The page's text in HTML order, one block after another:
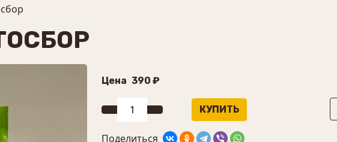
Цена 390 ₽
Поделиться